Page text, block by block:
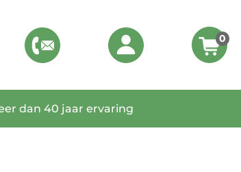
0
dan 40 jaar ervaring